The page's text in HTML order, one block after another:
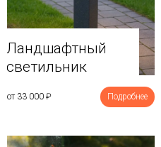
Ландшафтный
светильник
от 33 000 ₽ Подробнее